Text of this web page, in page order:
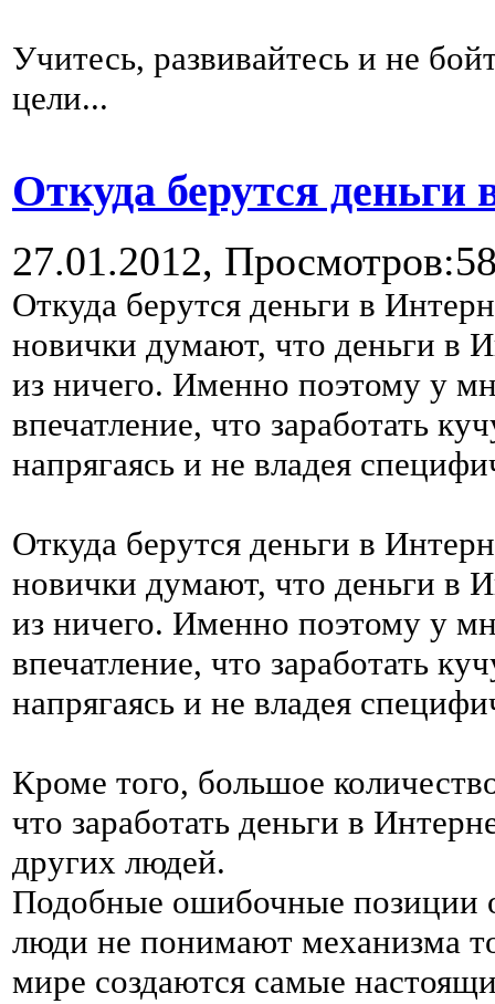
Учитесь, развивайтесь и не
цели...
Откуда берутся деньги
27.01.2012,
Откуда берутся деньги в
новички думают, что деньги в
из ничего. Именно поэтому у
впечатление, что заработать
напрягаясь и не владея
Откуда берутся деньги в
новички думают, что деньги в
из ничего. Именно поэтому у
впечатление, что заработать
напрягаясь и не владея
Кроме того, большое
что заработать деньги в
других людей.
Подобные ошибочные позиции
люди не понимают механизма
мире создаются самые